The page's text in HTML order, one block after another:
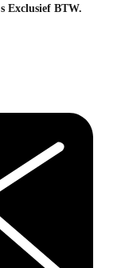
Exclusief BTW.